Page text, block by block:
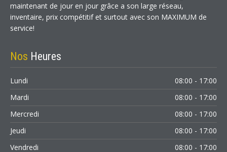
maintenant de jour en jour grâce a son large réseau,
inventaire, prix compétitif et surtout avec son MAXIMUM de
service!
Nos Heures
Lundi
08:00 - 17:00
Mardi
08:00 - 17:00
Mercredi
08:00 - 17:00
Jeudi
08:00 - 17:00
Vendredi
08:00 - 17:00